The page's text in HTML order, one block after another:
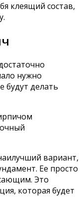
клеящий состав,
нужно
будут делать
вариант,
Ее просто
Это
которая будет